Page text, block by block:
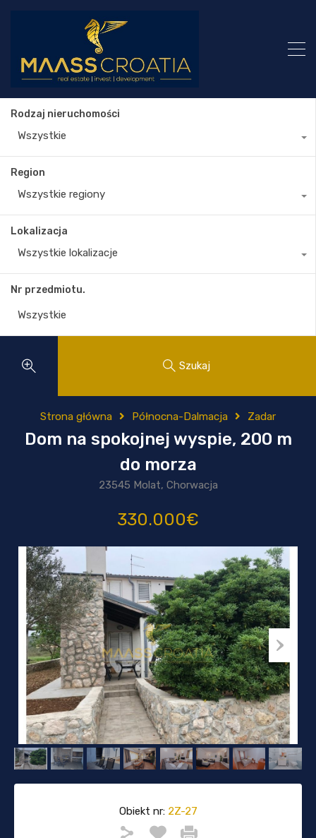
Rodzaj nieruchomości
Wszystkie
Region
Wszystkie regiony
Lokalizacja
Wszystkie lokalizacje
Nr przedmiotu.
Szukaj
Strona główna Północna-Dalmacja Zadar
Dom na spokojnej wyspie, 200 m
do morza
23545 Molat, Chorwacja
330.000€
Obiekt nr:2Z-27